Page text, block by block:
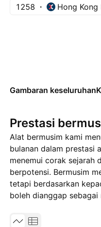
1258 Hong Kong
Gambaran keseluruhan
Prestasi
Alat bermusim kami
bulanan dalam prestasi
menemui corak sejarah
berpotensi. Bermusim
tetapi berdasarkan
boleh dianggap sebagai